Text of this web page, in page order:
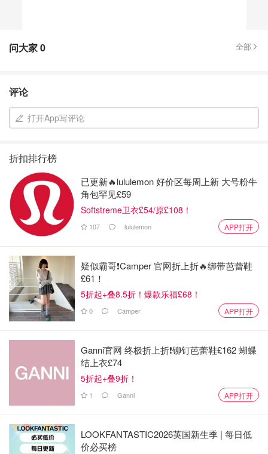
问大家0 全部
评论
打开App写评论
折扣排行榜
已更新🔥lululemon 好价区每周上新 大号粉牛
角包罕见£59
Softstreme卫衣£54/原£108！
107 lululemon APP打开
疑似霸哥❗️Camper 官网折上折🔥绑带芭蕾鞋
£61！
5折起+叠8.5折！爆款乐福£68！
0 Camper APP打开
Ganni官网 终极折上折❗️铆钉芭蕾鞋£162 蝴蝶
结上衣£74
5折起+叠9折！
1 Ganni APP打开
LOOKFANTASTIC2026英国新生季 | 每日低
价必买榜